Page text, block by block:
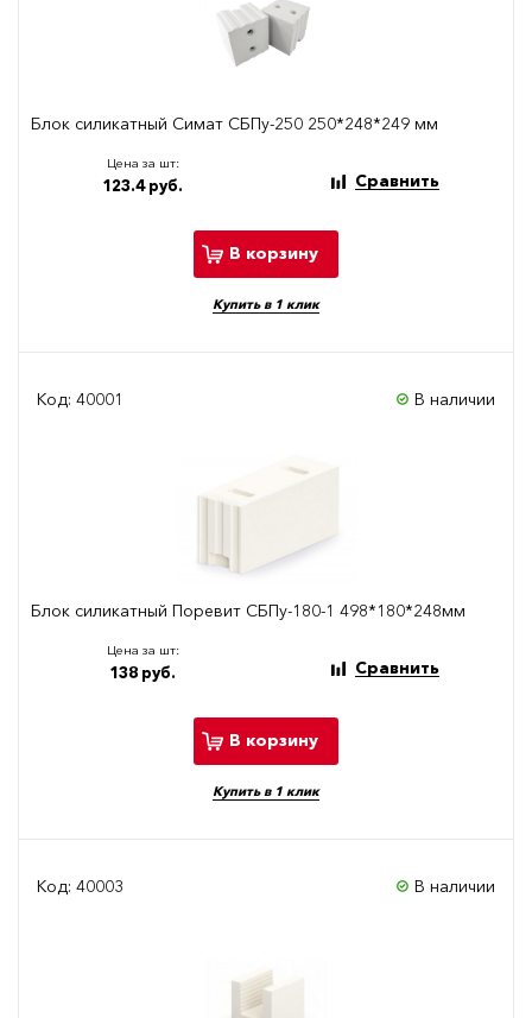
Блок силикатный Симат СБПу-250 250*248*249 мм
Цена за шт:
123.4 руб. Сравнить
В корзину
Купить в 1 клик
Код: 40001 В наличии
Блок силикатный Поревит СБПу-180-1 498*180*248мм
Цена за шт:
138 руб. Сравнить
В корзину
Купить в 1 клик
Код: 40003 В наличии